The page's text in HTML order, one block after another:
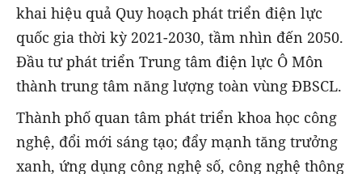
khai hiệu quả Quy hoạch phát triển điện lực
quốc gia thời kỳ 2021-2030, tầm nhìn đến 2050.
Đầu tư phát triển Trung tâm điện lực Ô Môn
thành trung tâm năng lượng toàn vùng ĐBSCL.
Thành phố quan tâm phát triển khoa học công
nghệ, đổi mới sáng tạo; đẩy mạnh tăng trưởng
xanh, ứng dụng công nghệ số, công nghệ thông